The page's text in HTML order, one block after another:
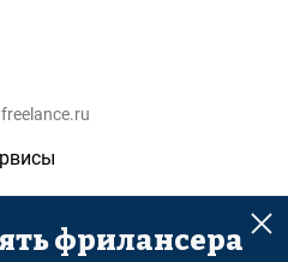
фрилансера